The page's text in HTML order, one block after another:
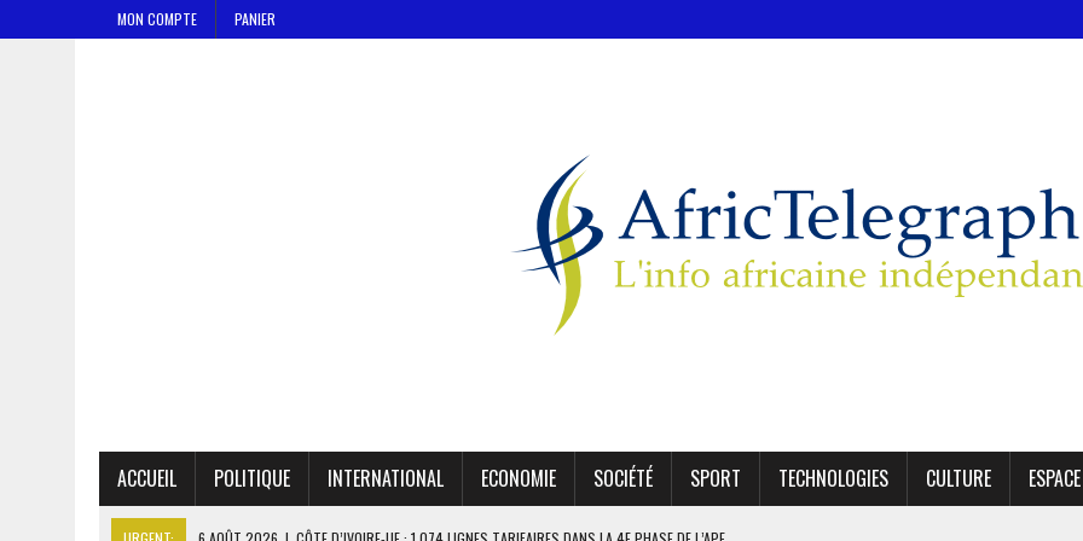
MON COMPTE PANIER
ACCUEIL POLITIQUE INTERNATIONAL ECONOMIE SOCIÉTÉ SPORT TECHNOLOGIES CULTURE